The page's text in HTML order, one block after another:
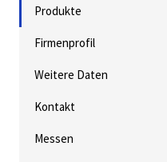
Produkte
Firmenprofil
Weitere Daten
Kontakt
Messen